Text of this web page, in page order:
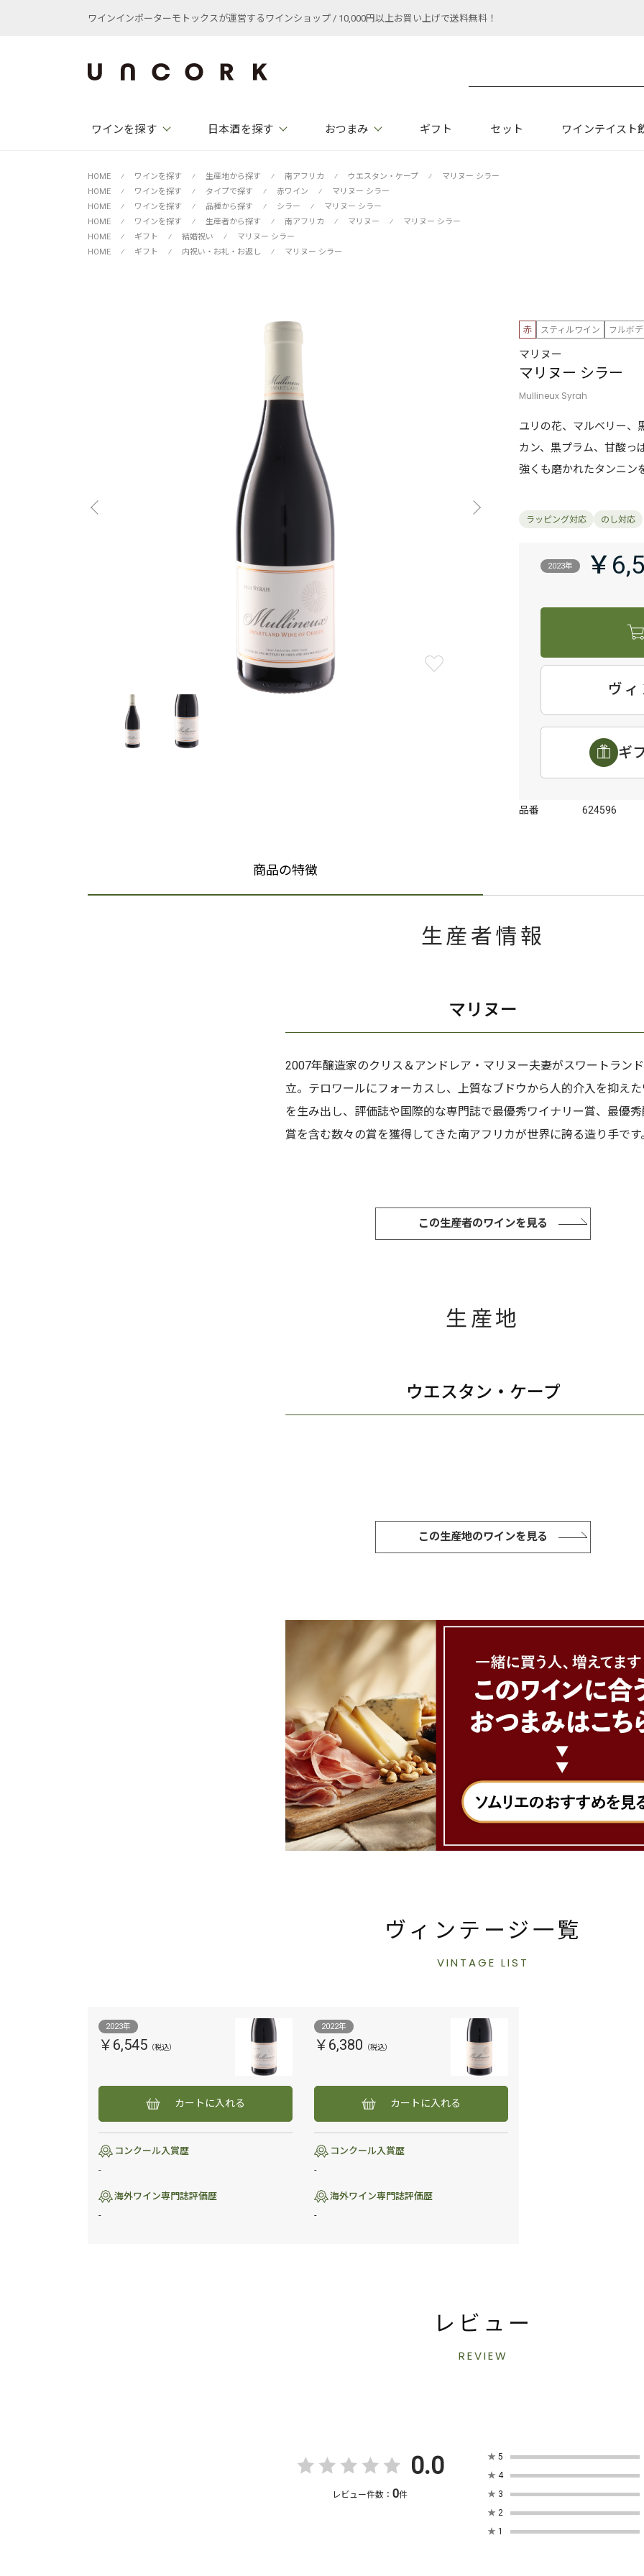
ワインインポーターモトックスが運営するワインショップ / 10,000円以上お買い上げで送料無料！
ワインを探す 日本酒を探す おつまみ ギフト セット ワインテイスト
HOME ⁄ ワインを探す ⁄ 生産地から探す ⁄ 南アフリカ ⁄ ウエスタン・ケープ ⁄
マリヌー シラー
HOME
⁄ ワインを探す ⁄ タイプで探す ⁄ 赤ワイン ⁄
マリヌー シラー
HOME
⁄ ワインを探す ⁄ 品種から探す ⁄ シラー ⁄
マリヌー シラー
HOME
⁄ ワインを探す ⁄ 生産者から探す ⁄ 南アフリカ ⁄ マリヌー ⁄
マリヌー シラー
HOME
⁄ ギフト ⁄ 結婚祝い ⁄
マリヌー シラー
HOME
⁄ ギフト ⁄ 内祝い・お礼・お返し ⁄ マリヌー シラー
赤 スティルワイン フルボデ
マリヌー
マリヌー シラー
Mullineux Syrah
ユリの花、マルベリー、
カン、黒プラム、甘酸っ
強くも磨かれたタンニン
2023年 ￥
ヴ
ギ
品番 624596
商品の特徴
生産者情報
マリヌー
2007年醸造家のクリス＆アンドレア・マリヌー夫妻がスワートラン
立。テロワールにフォーカスし、上質なブドウから人的介入を抑え
を生み出し、評価誌や国際的な専門誌で最優秀ワイナリー賞、最優
賞を含む数々の賞を獲得してきた南アフリカが世界に誇る造り手です。
この生産者のワインを見る
生産地
ウエスタン・ケープ
この生産地のワインを見る
ヴィンテージ一覧
VINTAGE LIST
2023年
￥6,545
カートに入れる
コンクール入賞歴
-
海外ワイン専門誌評価歴
-
2022年
￥6,380
カートに入れる
コンクール入賞歴
-
海外ワイン専門誌評価歴
-
レビュー
REVIEW
0.0
レビュー件数： 0件
★ 5
★ 4
★ 3
★ 2
★ 1